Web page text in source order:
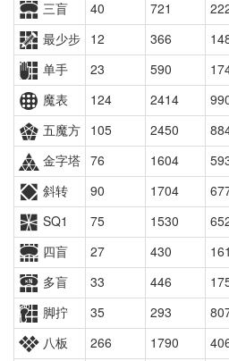
三盲
40 721
最少步 12 366
单手
23 590
魔表
124 2414
五魔方 105 2450
金字塔 76 1604
斜转
90 1704
SQ1
75 1530
四盲
27 430
多盲
33 446
脚拧
35 293
八板
266 1790